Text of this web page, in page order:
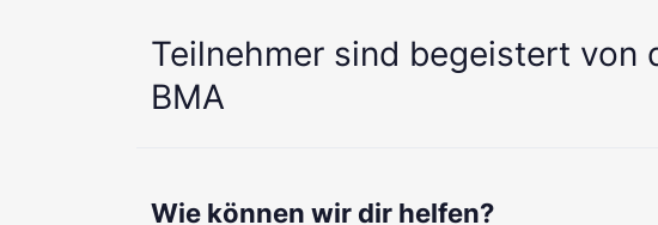
Teilnehmer sind begeistert von
BMA
Wie können wir dir helfen?